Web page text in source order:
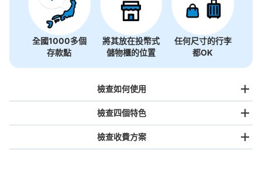
全國1000多個
存款點
將其放在投幣式
儲物櫃的位置
任何尺寸的行李
都OK
檢查如何使用
檢查四個特色
檢查收費方案